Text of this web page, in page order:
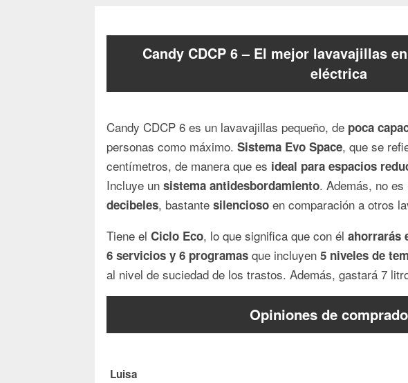
Candy CDCP 6 – El mejor lavavajillas
eléctrica
Candy CDCP 6 es un lavavajillas pequeño, de poca
personas como máximo. Sistema Evo Space, que se
centímetros, de manera que es ideal para espacios
Incluye un sistema antidesbordamiento. Además, no
decibeles, bastante silencioso en comparación a otros
Tiene el Ciclo Eco, lo que significa que con él ahorrarás
6 servicios y 6 programas que incluyen 5 niveles de
al nivel de suciedad de los trastos. Además, gastará 7
Opiniones de
Luisa